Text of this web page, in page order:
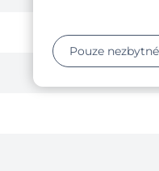
Pouze nezbytné